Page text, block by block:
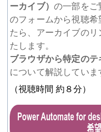
ーカイブ）の一部をご
のフォームから視聴
たら、アーカイブの
たします。
ブラウザから特定の
について解説していま
（視聴時間 約８分）